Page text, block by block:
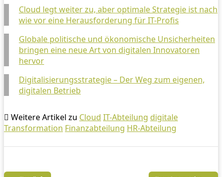
Cloud legt weiter zu, aber optimale Strategie ist nach
wie vor eine Herausforderung für IT-Profis
Globale politische und ökonomische Unsicherheiten
bringen eine neue Art von digitalen Innovatoren
hervor
Digitalisierungsstrategie – Der Weg zum eigenen,
digitalen Betrieb
Weitere Artikel zu Cloud IT-Abteilung digitale
Transformation Finanzabteilung HR-Abteilung